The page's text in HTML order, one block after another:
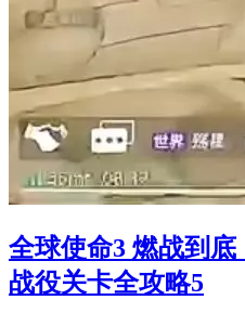
全球使命3 燃战到
战役关卡全攻略5